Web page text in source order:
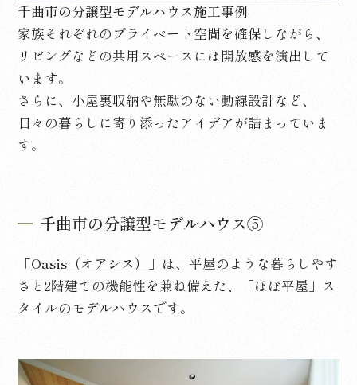
千曲市の分譲型モデルハウス施工事例
家族それぞれのプライベート空間を確保しながら、
リビングなどの共用スペースには開放感を演出して
います。
さらに、小屋裏収納や無駄のない動線設計など、
日々の暮らしに寄り添ったアイデアが詰まっていま
す。
千曲市の分譲型モデルハウス⑤
「Oasis（オアシス）
」は、平屋のような暮らしやす
さと2階建ての機能性を兼ね備えた、「ほぼ平屋」ス
タイルのモデルハウスです。